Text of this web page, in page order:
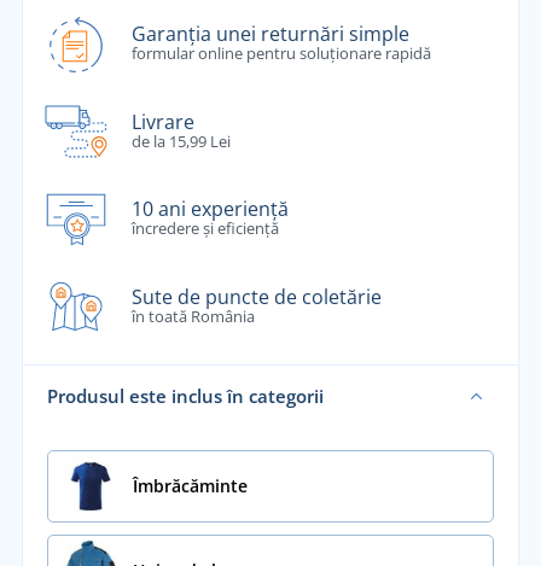
Garanția unei returnări simple
formular online pentru soluționare rapidă
Livrare
de la 15,99 Lei
10 ani experiență
încredere și eficiență
Sute de puncte de coletărie
în toată România
Produsul este inclus în categorii
Îmbrăcăminte